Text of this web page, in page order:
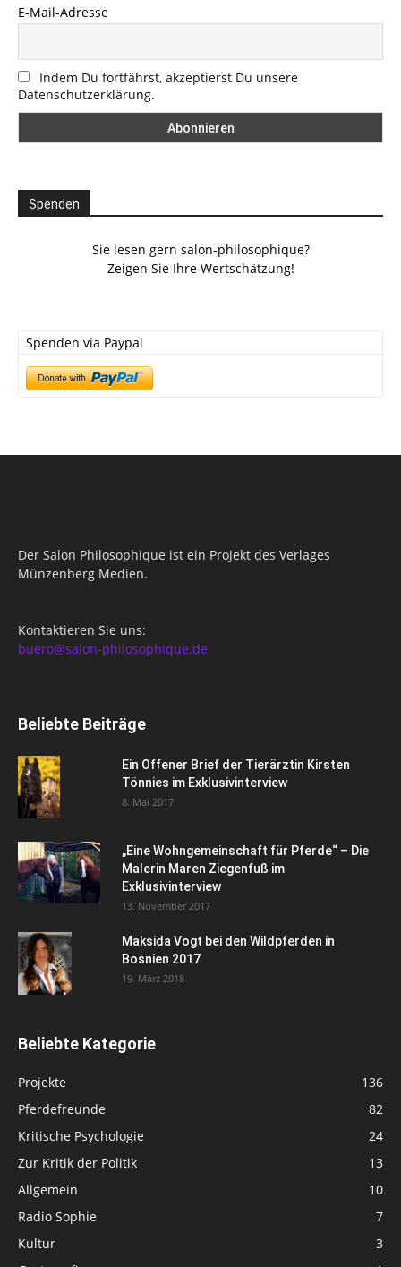
E-Mail-Adresse
Indem Du fortfährst, akzeptierst Du unsere
Datenschutzerklärung.
Spenden
Sie lesen gern salon-philosophique?
Zeigen Sie Ihre Wertschätzung!
Spenden via Paypal
Der Salon Philosophique ist ein Projekt des Verlages
Münzenberg Medien.
Kontaktieren Sie uns:
buero@salon-philosophique.de
Beliebte Beiträge
Ein Offener Brief der Tierärztin Kirsten
Tönnies im Exklusivinterview
8. Mai 2017
„Eine Wohngemeinschaft für Pferde“ – Die
Malerin Maren Ziegenfuß im
Exklusivinterview
13. November 2017
Maksida Vogt bei den Wildpferden in
Bosnien 2017
19. März 2018
Beliebte Kategorie
Projekte
136
Pferdefreunde
82
Kritische Psychologie
24
Zur Kritik der Politik
13
Allgemein
10
Radio Sophie
7
Kultur
3